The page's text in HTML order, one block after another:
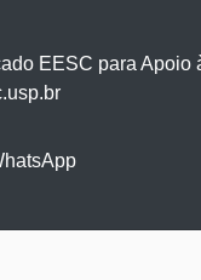
EESC para Apoio